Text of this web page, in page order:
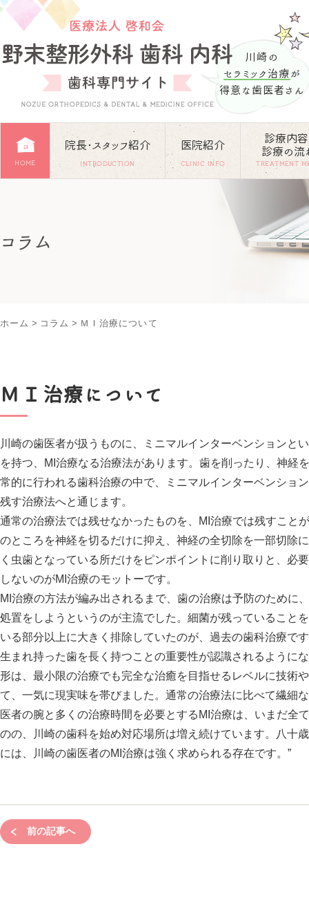
川崎の
セラミック治療 が
得意な歯医者さん
HOME
院長･スタッフ紹介
INTRODUCTION
医院紹介
CLINIC INFO
診療内
診療の流
TREATMENT
コラム
ホーム > コラム > ＭＩ治療について
ＭＩ治療について
川崎の歯医者が扱うものに、ミニマルインターベンションと
を持つ、MI治療なる治療法があります。歯を削ったり、神経
常的に行われる歯科治療の中で、ミニマルインターベンショ
残す治療法へと通じます。
通常の治療法では残せなかったものを、MI治療では残すこと
のところを神経を切るだけに抑え、神経の全切除を一部切除
く虫歯となっている所だけをピンポイントに削り取りと、必
しないのがMI治療のモットーです。
MI治療の方法が編み出されるまで、歯の治療は予防のために
処置をしようというのが主流でした。細菌が残っていること
いる部分以上に大きく排除していたのが、過去の歯科治療で
生まれ持った歯を長く持つことの重要性が認識されるように
形は、最小限の治療でも完全な治癒を目指せるレベルに技術
て、一気に現実味を帯びました。通常の治療法に比べて繊細
医者の腕と多くの治療時間を必要とするMI治療は、いまだ全
のの、川崎の歯科を始め対応場所は増え続けています。八十
には、川崎の歯医者のMI治療は強く求められる存在です。”
前の記事へ